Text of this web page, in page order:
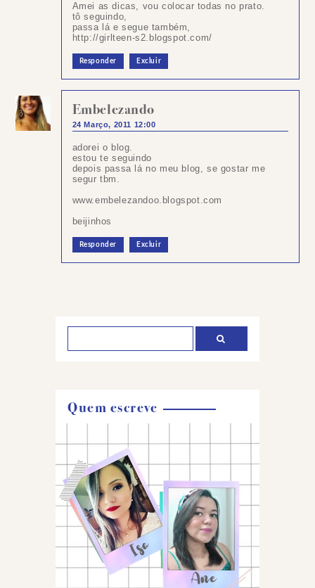
Amei as dicas, vou colocar todas no prato.
tô seguindo,
passa lá e segue também,
http://girlteen-s2.blogspot.com/
Responder Excluir
Embelezando
24 Março, 2011 12:00
adorei o blog.
estou te seguindo
depois passa lá no meu blog, se gostar me
segur tbm.
www.embelezandoo.blogspot.com
beijinhos
Responder Excluir
Quem escreve